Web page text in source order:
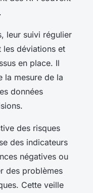
leur suivi régulier
les déviations et
en place. Il
la mesure de la
données
des risques
des indicateurs
négatives ou
des problèmes
Cette veille